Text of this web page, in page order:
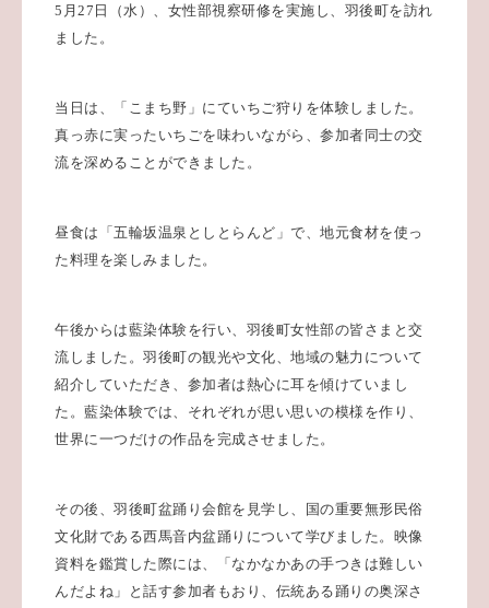
5 月 27 日（水）、女性部視察研修を実施し、羽後町を訪れ
ました。
当日は、「こまち野」にていちご狩りを体験しました。
真っ赤に実ったいちごを味わいながら、参加者同士の交
流を深めることができました。
昼食は「五輪坂温泉としとらんど」で、地元食材を使っ
た料理を楽しみました。
午後からは藍染体験を行い、羽後町女性部の皆さまと交
流しました。羽後町の観光や文化、地域の魅力について
紹介していただき、参加者は熱心に耳を傾けていまし
た。藍染体験では、それぞれが思い思いの模様を作り、
世界に一つだけの作品を完成させました。
その後、羽後町盆踊り会館を見学し、国の重要無形民俗
文化財である西馬音内盆踊りについて学びました。映像
資料を鑑賞した際には、「なかなかあの手つきは難しい
んだよね」と話す参加者もおり、伝統ある踊りの奥深さ